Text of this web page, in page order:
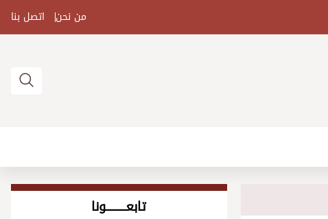
من نحن اتصل بنا
تابعــــــــــونا